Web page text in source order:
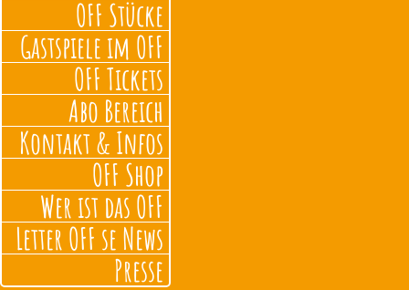
OFF Stücke
Gastspiele im OFF
OFF Tickets
Abo Bereich
Kontakt & Infos
OFF Shop
Wer ist das OFF
Letter OFF se News
Presse